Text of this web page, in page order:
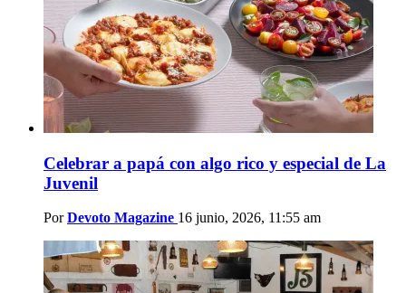
Celebrar a papá con algo rico y especial de La
Juvenil
Por Devoto Magazine 16 junio, 2026, 11:55 am